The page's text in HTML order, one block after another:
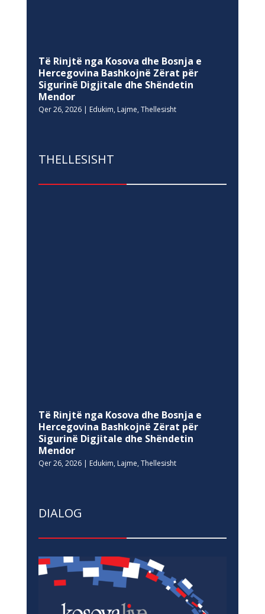
Të Rinjtë nga Kosova dhe Bosnja e
Hercegovina Bashkojnë Zërat për
Sigurinë Digjitale dhe Shëndetin
Mendor
Qer 26, 2026| Edukim, Lajme, Thellesisht
THELLESISHT
Të Rinjtë nga Kosova dhe Bosnja e
Hercegovina Bashkojnë Zërat për
Sigurinë Digjitale dhe Shëndetin
Mendor
Qer 26, 2026| Edukim, Lajme, Thellesisht
DIALOG